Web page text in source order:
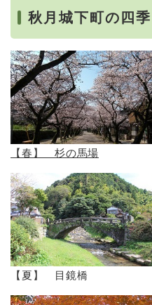
秋月城下町の四季
【春】 杉の馬場
【夏】 目鏡橋